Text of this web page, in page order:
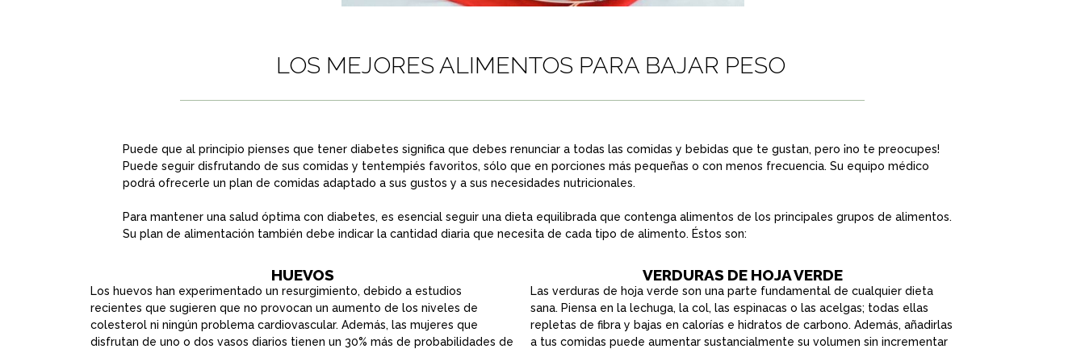
LOS MEJORES ALIMENTOS PARA BAJAR PESO
Puede que al principio pienses que tener diabetes significa que debes renunciar a todas las comidas y bebidas que te gustan, pero ¡no te preocupes!
Puede seguir disfrutando de sus comidas y tentempiés favoritos, sólo que en porciones más pequeñas o con menos frecuencia. Su equipo médico
podrá ofrecerle un plan de comidas adaptado a sus gustos y a sus necesidades nutricionales.
Para mantener una salud óptima con diabetes, es esencial seguir una dieta equilibrada que contenga alimentos de los principales grupos de alimentos.
Su plan de alimentación también debe indicar la cantidad diaria que necesita de cada tipo de alimento. Éstos son:
HUEVOS
Los huevos han experimentado un resurgimiento, debido a estudios
recientes que sugieren que no provocan un aumento de los niveles de
colesterol ni ningún problema cardiovascular. Además, las mujeres que
disfrutan de uno o dos vasos diarios tienen un 30% más de probabilidades de
VERDURAS DE HOJA VERDE
Las verduras de hoja verde son una parte fundamental de cualquier dieta
sana. Piensa en la lechuga, la col, las espinacas o las acelgas; todas ellas
repletas de fibra y bajas en calorías e hidratos de carbono. Además, añadirlas
a tus comidas puede aumentar sustancialmente su volumen sin incrementar